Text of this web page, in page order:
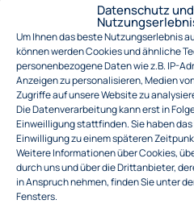
Datenschutz und
Um Ihnen das beste Nutzungserlebnis
können werden Cookies und ähnliche
personenbezogene Daten wie z.B. IP-
Anzeigen zu personalisieren, Medien
Zugriffe auf unsere Website zu
Die Datenverarbeitung kann erst in
Einweilligung stattfinden. Sie haben
Einwilligung zu einem späteren
Weitere Informationen über Cookies,
durch uns und über die Drittanbieter,
in Anspruch nehmen, finden Sie unter
Fensters.